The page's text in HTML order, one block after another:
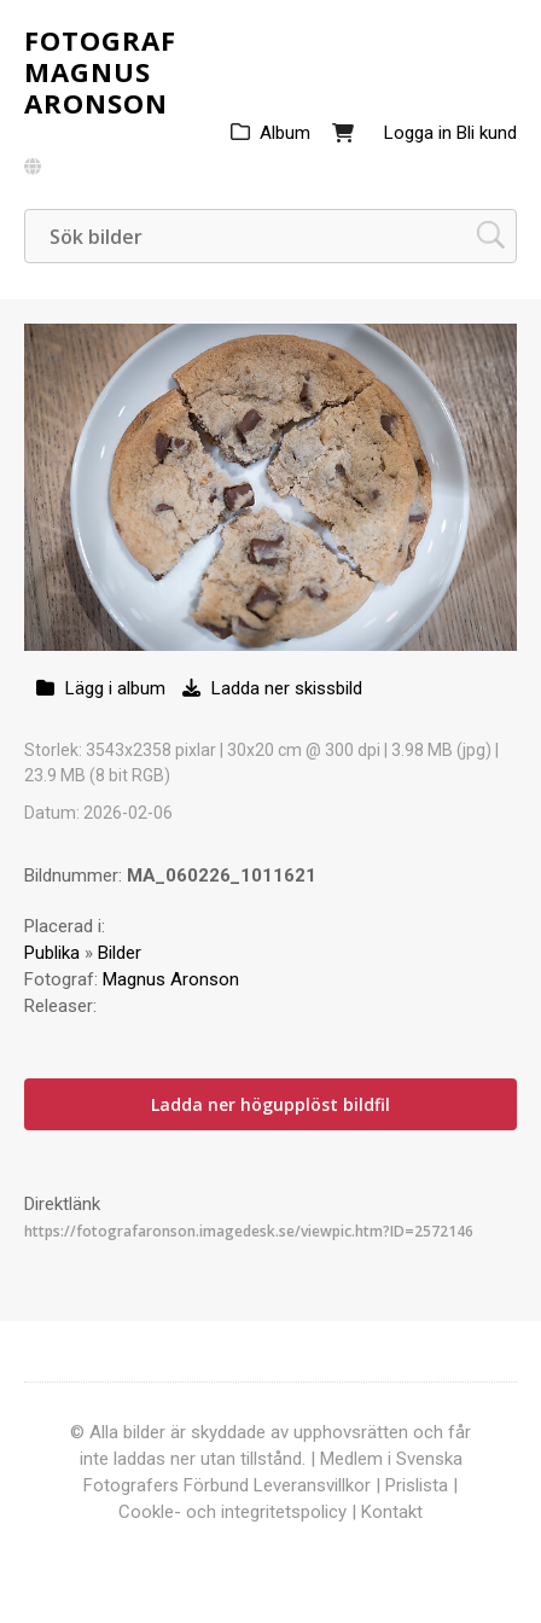
FOTOGRAF
MAGNUS
ARONSON
Logga in Bli kund
Album
Lägg i album Ladda ner skissbild
Storlek: 3543x2358 pixlar | 30x20 cm @ 300 dpi | 3.98 MB (jpg) |
23.9 MB (8 bit RGB)
Datum: 2026-02-06
Bildnummer: MA_060226_1011621
Placerad i:
Publika » Bilder
Fotograf: Magnus Aronson
Releaser:
Ladda ner högupplöst bildfil
Direktlänk
© Alla bilder är skyddade av upphovsrätten och får
inte laddas ner utan tillstånd. | Medlem i Svenska
Fotografers Förbund Leveransvillkor | Prislista |
Cookle- och integritetspolicy | Kontakt